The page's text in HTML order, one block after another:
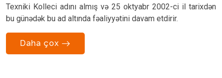
Texniki Kolleci adını almış və 25 oktyabr 2002-ci il tarixdən
bu günədək bu ad altında fəaliyyətini davam etdirir.
Daha çox